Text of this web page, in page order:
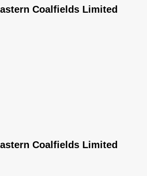
Coalfields Limited
Coalfields Limited